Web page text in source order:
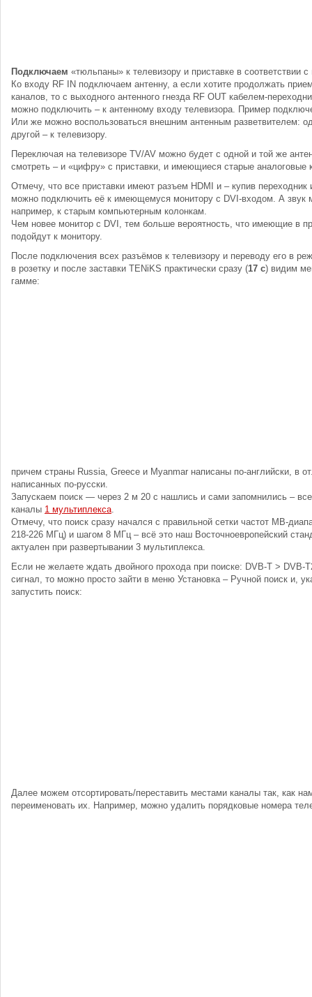
Подключаем «тюльпаны» к телевизору и приставке в соответствии
Ко входу RF IN подключаем антенну, а если хотите продолжать
каналов, то с выходного антенного гнезда RF OUT кабелем-
можно подключить – к антенному входу телевизора. Пример
Или же можно воспользоваться внешним антенным разветвителем:
другой – к телевизору.
Переключая на телевизоре TV/AV можно будет с одной и той же
смотреть – и «цифру» с приставки, и имеющиеся старые аналоговые
Отмечу, что все приставки имеют разъем HDMI и – купив переходник
можно подключить её к имеющемуся монитору с DVI-входом. А звук
например, к старым компьютерным колонкам.
Чем новее монитор с DVI, тем больше вероятность, что имеющие в
подойдут к монитору.
После подключения всех разъёмов к телевизору и переводу его в
в розетку и после заставки TENiKS практически сразу (17 с) видим
гамме:
причем страны Russia, Greece и Myanmar написаны по-английски, в
написанных по-русски.
Запускаем поиск — через 2 м 20 с нашлись и сами запомнились –
каналы 1 мультиплекса.
Отмечу, что поиск сразу начался с правильной сетки частот МВ-
218-226 МГц) и шагом 8 МГц – всё это наш Восточноевропейский
актуален при развертывании 3 мультиплекса.
Если не желаете ждать двойного прохода при поиске: DVB-T > DVB-
сигнал, то можно просто зайти в меню Установка – Ручной поиск и,
запустить поиск:
Далее можем отсортировать/переставить местами каналы так, как
переименовать их. Например, можно удалить порядковые номера